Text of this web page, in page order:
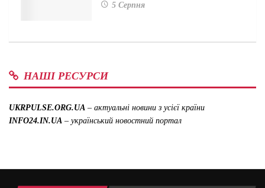
5 Серпня
НАШІ РЕСУРСИ
UKRPULSE.ORG.UA – актуальні новини з усієї країни
INFO24.IN.UA – український новостний портал